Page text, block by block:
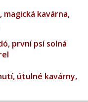
kavárna,
první psí solná
útulné kavárny,